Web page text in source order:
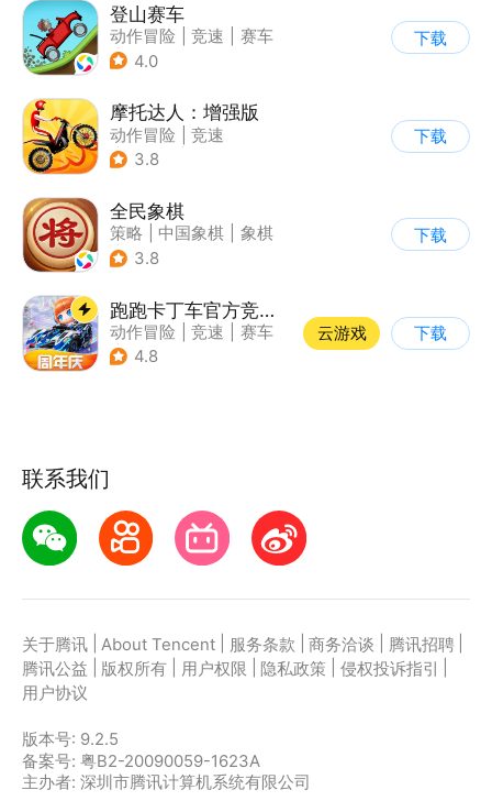
登山赛车
动作冒险 竞速
赛车
| 卡通
4.0
下载
摩托达人：增强版
动作冒险
竞速
| 摩托车
3.8
下载
全民象棋
策略 中国象棋
象棋
| 古风
3.8
下载
跑跑卡丁车官方竞速版
动作冒险 竞速
赛车
| 跑跑卡丁车
4.8
云游戏 下载
联系我们
关于腾讯 About Tencent 服务条款 商务洽谈 腾讯招聘
腾讯公益
版权所有 用户权限 隐私政策 侵权投诉指引
用户协议
版本号: 9.2.5
备案号: 粤B2-20090059-1623A
主办者: 深圳市腾讯计算机系统有限公司